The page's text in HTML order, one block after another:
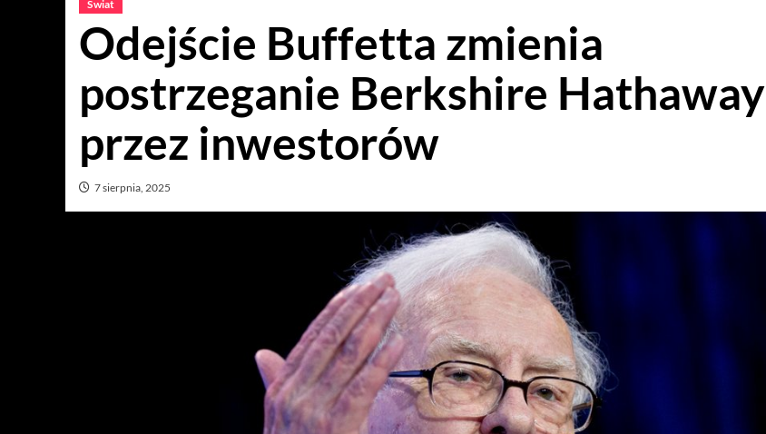
Świat
Odejście Buffetta zmienia
postrzeganie Berkshire Hathaway
przez inwestorów
7 sierpnia, 2025